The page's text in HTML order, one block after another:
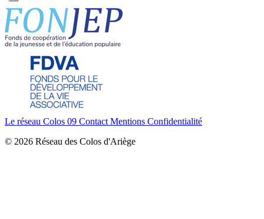
Le réseau Colos 09 Contact Mentions Confidentialité
© 2026 Réseau des Colos d'Ariège